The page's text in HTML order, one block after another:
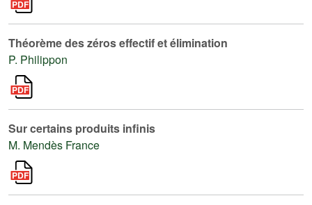
Théorème des zéros effectif et élimination
P. Philippon
Sur certains produits infinis
M. Mendès France